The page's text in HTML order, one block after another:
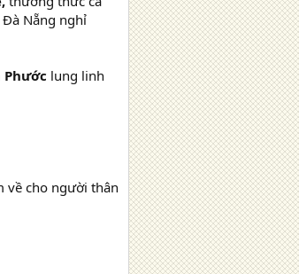
Nẵng nghỉ
Phước lung linh
về cho người thân